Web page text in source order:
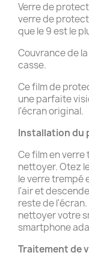
Verre de
verre de
que le 9 est le
Couvrance de
casse.
Ce film de
une parfaite
l'écran original.
Installation du
Ce film en
nettoyer. Otez
le verre trempé
l'air et
reste de
nettoyer votre
smartphone
Traitement de